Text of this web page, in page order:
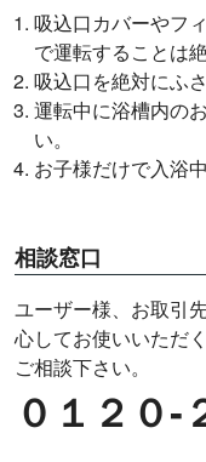
吸込口カバーやフ
で運転することは
吸込口を絶対にふ
運転中に浴槽内の
い。
お子様だけで入浴
相談窓口
ユーザー様、お取引
心してお使いいただ
ご相談下さい。
０１２０‐